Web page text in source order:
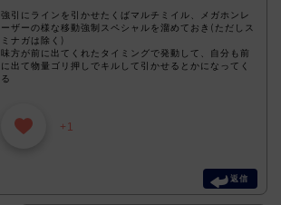
強引にラインを引かせたくばマルチミイル、メガホンレ
ーザーの様な移動強制スペシャルを溜めておき(ただしス
ミナガは除く)
味方が前に出てくれたタイミングで発動して、自分も前
に出て物量ゴリ押しでキルして引かせるとかになってく
る
+1
返信